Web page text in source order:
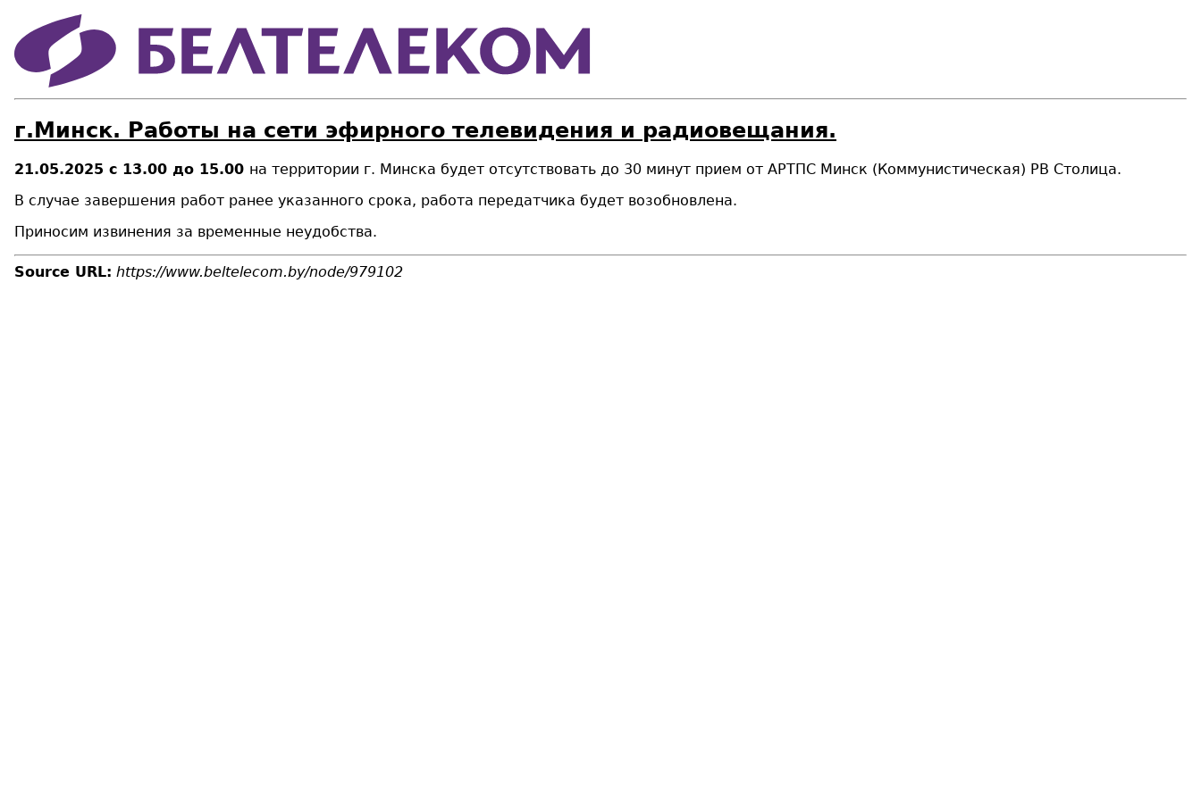
г.Минск. Работы на сети эфирного телевидения и радиовещания.
21.05.2025 c 13.00 до 15.00 на территории г. Минска будет отсутствовать до 30 минут прием от АРТПС Минск (Коммунистическая) РВ Столица.
В случае завершения работ ранее указанного срока, работа передатчика будет возобновлена.
Приносим извинения за временные неудобства.
Source URL: https://www.beltelecom.by/node/979102